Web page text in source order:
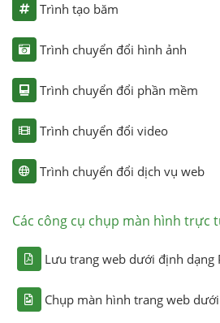
Trình tạo băm
Trình chuyển đổi hình ảnh
Trình chuyển đổi phần mềm
Trình chuyển đổi video
Trình chuyển đổi dịch vụ web
Các công cụ chụp màn hình trực
Lưu trang web dưới định dạng
Chụp màn hình trang web dưới